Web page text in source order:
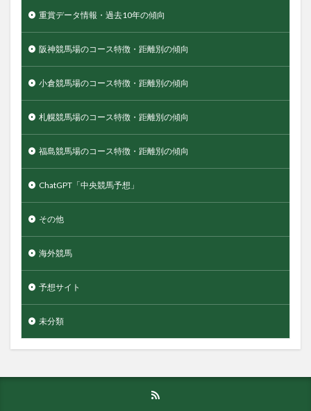
重賞データ情報・過去10年の傾向
阪神競馬場のコース特徴・距離別の傾向
小倉競馬場のコース特徴・距離別の傾向
札幌競馬場のコース特徴・距離別の傾向
福島競馬場のコース特徴・距離別の傾向
ChatGPT「中央競馬予想」
その他
海外競馬
予想サイト
未分類